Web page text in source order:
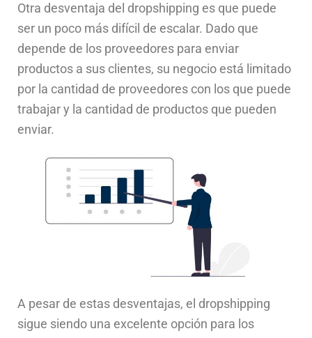
Otra desventaja del dropshipping es que puede
ser un poco más difícil de escalar. Dado que
depende de los proveedores para enviar
productos a sus clientes, su negocio está limitado
por la cantidad de proveedores con los que puede
trabajar y la cantidad de productos que pueden
enviar.
A pesar de estas desventajas, el dropshipping
sigue siendo una excelente opción para los